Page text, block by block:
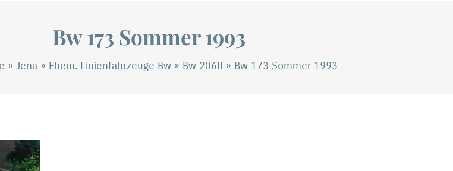
Bw 173 Sommer 1993
» Jena » Ehem. Linienfahrzeuge Bw» Bw 206II » Bw 173 Sommer 1993